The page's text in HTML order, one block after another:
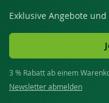
Exklusive Angebote
3 % Rabatt ab einem
Newsletter abmelden